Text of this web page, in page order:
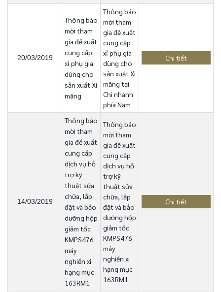
20/03/2019
Thông báo
mời tham
gia đề xuất
cung cấp
xỉ phụ gia
dùng cho
sản xuất Xi
măng
Thông báo
mời tham
gia đề xuất
cung cấp
xỉ phụ gia
dùng cho
sản xuất Xi
măng tại
Chi nhánh
phía Nam
Chi tiết
14/03/2019
Thông báo
mời tham
gia đề xuất
cung cấp
dịch vụ hỗ
trợ kỹ
thuật sửa
chữa, lắp
đặt và bảo
dưỡng hộp
giảm tốc
KMPS476
máy
nghiền xi
hạng mục
163RM1
Thông báo
mời tham
gia đề xuất
cung cấp
dịch vụ hỗ
trợ kỹ
thuật sửa
chữa, lắp
đặt và bảo
dưỡng hộp
giảm tốc
KMPS476
máy
nghiền xi
hạng mục
163RM1
Chi tiết